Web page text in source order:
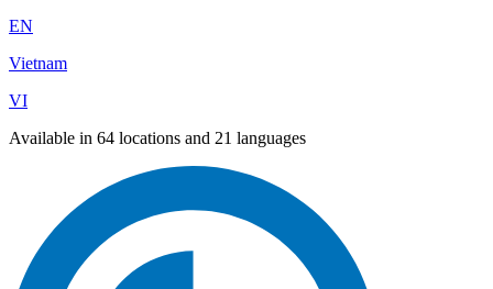
EN
Vietnam
VI
Available in 64 locations and 21 languages